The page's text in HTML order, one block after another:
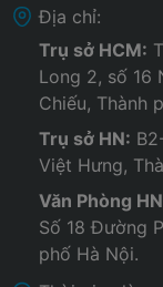
Địa chỉ:
Trụ sở HCM:
Long 2, số 16
Chiếu, Thành
Trụ sở HN:
Việt Hưng,
Văn Phòng
Số 18 Đường
phố Hà Nội.